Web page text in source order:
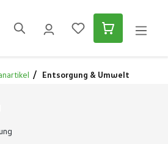
Entsorgung & Umwelt